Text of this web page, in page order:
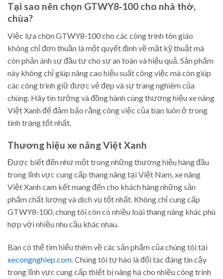
Tại sao nên chọn GTWY8‑100 cho nhà thờ,
chùa?
Việc lựa chọn GTWY8‑100 cho các công trình tôn giáo
không chỉ đơn thuần là một quyết định về mặt kỹ thuật mà
còn phản ánh sự đầu tư cho sự an toàn và hiệu quả. Sản phẩm
này không chỉ giúp nâng cao hiệu suất công việc mà còn giúp
các công trình giữ được vẻ đẹp và sự trang nghiêm của
chúng. Hãy tin tưởng và đồng hành cùng thương hiệu xe nâng
Việt Xanh để đảm bảo rằng công việc của bạn luôn ở trong
tình trạng tốt nhất.
Thương hiệu xe nâng Việt Xanh
Được biết đến như một trong những thương hiệu hàng đầu
trong lĩnh vực cung cấp thang nâng tại Việt Nam, xe nâng
Việt Xanh cam kết mang đến cho khách hàng những sản
phẩm chất lượng và dịch vụ tốt nhất. Không chỉ cung cấp
GTWY8‑100, chúng tôi còn có nhiều loại thang nâng khác phù
hợp với nhiều nhu cầu khác nhau.
Bạn có thể tìm hiểu thêm về các sản phẩm của chúng tôi tại
xecongnghiep.com. Chúng tôi tự hào là đối tác đáng tin cậy
trong lĩnh vực cung cấp thiết bị nâng hạ cho nhiều công trình